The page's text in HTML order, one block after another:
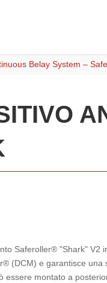
Belay System –
Saferoller® "Shark" V2
(DCM) e garantisce una
essere montato a